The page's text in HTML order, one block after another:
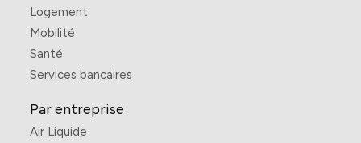
Logement
Mobilité
Santé
Services bancaires
Par entreprise
Air Liquide